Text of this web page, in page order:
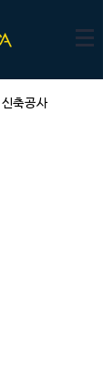
축공사